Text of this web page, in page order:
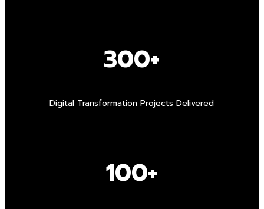
300+
Digital Transformation Projects Delivered
100+